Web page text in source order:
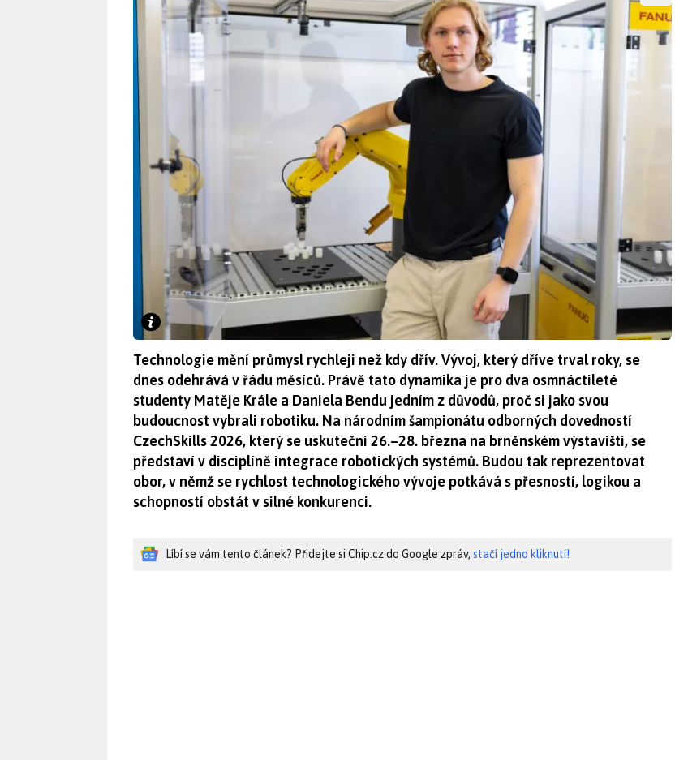
Technologie mění průmysl rychleji než kdy dřív. Vývoj, který dříve trval roky, se
dnes odehrává v řádu měsíců. Právě tato dynamika je pro dva osmnáctileté
studenty Matěje Krále a Daniela Bendu jedním z důvodů, proč si jako svou
budoucnost vybrali robotiku. Na národním šampionátu odborných dovedností
CzechSkills 2026, který se uskuteční 26.–28. března na brněnském výstavišti, se
představí v disciplíně integrace robotických systémů. Budou tak reprezentovat
obor, v němž se rychlost technologického vývoje potkává s přesností, logikou a
schopností obstát v silné konkurenci.
Líbí se vám tento článek? Přidejte si Chip.cz do Google zpráv, stačí jedno kliknutí!